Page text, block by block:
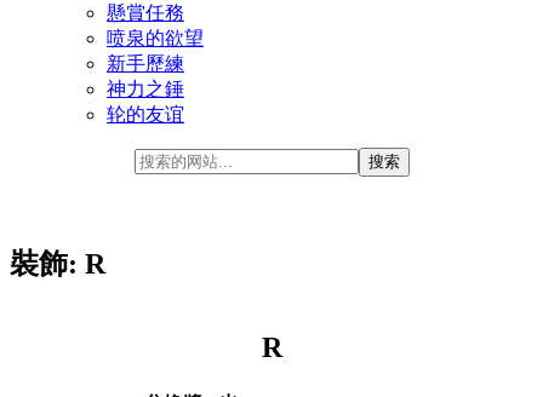
懸賞任務
喷泉的欲望
新手歷練
神力之錘
轮的友谊
裝飾: R
R